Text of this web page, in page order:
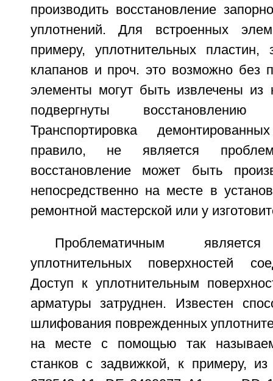
производить восстановление
уплотнений. Для встроенных
примеру, уплотнительных пластин,
клапанов и проч. это возможно без
элементы могут быть извлечены из
подвергнуты
Транспортировка
правило, не является
восстановление может быть
непосредственно на месте в
ремонтной мастерской или у
Проблематичным является
уплотнительных поверхностей
Доступ к уплотнительным
арматуры затруднен. Известен
шлифования поврежденных
на месте с помощью так
станков с задвижкой, к примеру,